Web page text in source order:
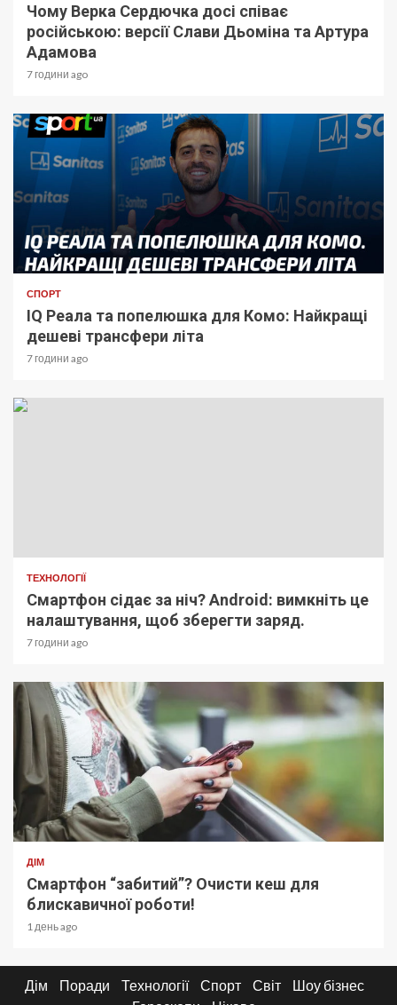
Чому Верка Сердючка досі співає
російською: версії Слави Дьоміна та Артура
Адамова
7 години ago
СПОРТ
IQ Реала та попелюшка для Комо: Найкращі
дешеві трансфери літа
7 години ago
ТЕХНОЛОГІЇ
Смартфон сідає за ніч? Android: вимкніть це
налаштування, щоб зберегти заряд.
7 години ago
ДІМ
Смартфон “забитий”? Очисти кеш для
блискавичної роботи!
1 день ago
Дім Поради Технології Спорт Світ
Шоу бізнес